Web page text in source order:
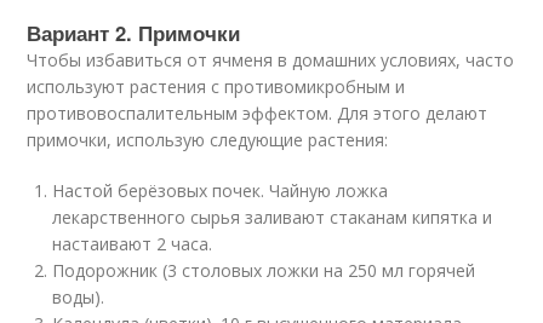
Вариант 2. Примочки
Чтобы избавиться от ячменя в домашних условиях, часто
используют растения с противомикробным и
противовоспалительным эффектом. Для этого делают
примочки, использую следующие растения:
Настой берёзовых почек. Чайную ложка
лекарственного сырья заливают стаканам кипятка и
настаивают 2 часа.
Подорожник (3 столовых ложки на 250 мл горячей
воды).